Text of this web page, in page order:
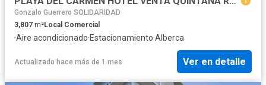
Gonzalo Guerrero SOLIDARIDAD
3,807 m²Local Comercial
·Aire acondicionado·Estacionamiento·Alberca
Actualizado hace más de 1 mes Ver en detalle